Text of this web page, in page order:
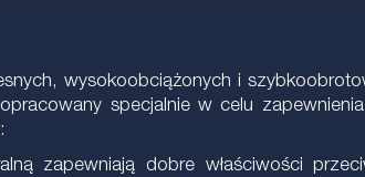
wysokoobciążonych i
specjalnie w celu
zapewniają dobre właściwości